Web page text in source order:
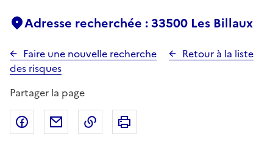
Adresse recherchée : 33500 Les Billaux
Faire une nouvelle recherche
Retour à la liste
des risques
Partager la page
Partager sur Facebook
Partager par emailCopier dans le presse-papier